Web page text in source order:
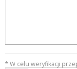
* W celu weryfikacji